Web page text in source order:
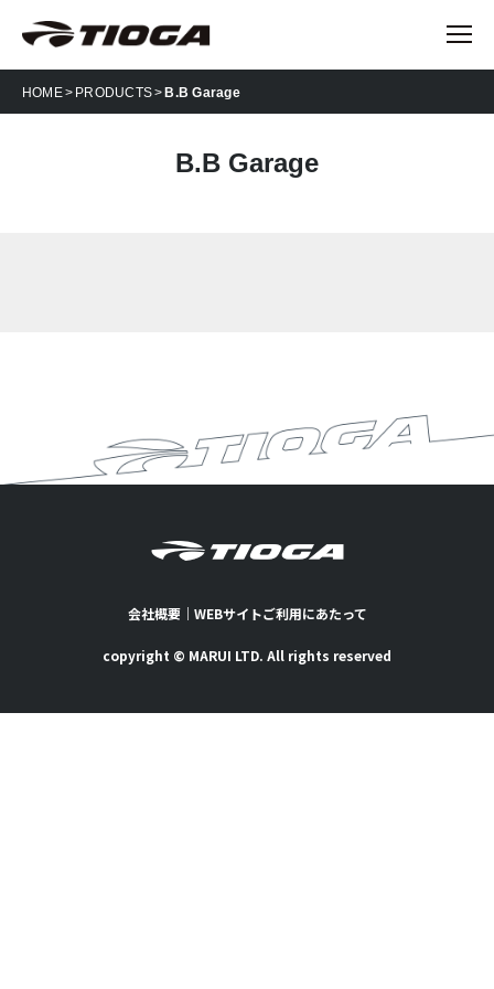
HOME PRODUCTS B.B Garage
B.B Garage
会社概要｜ WEBサイトご利用にあたって
copyright © MARUI LTD. All rights reserved